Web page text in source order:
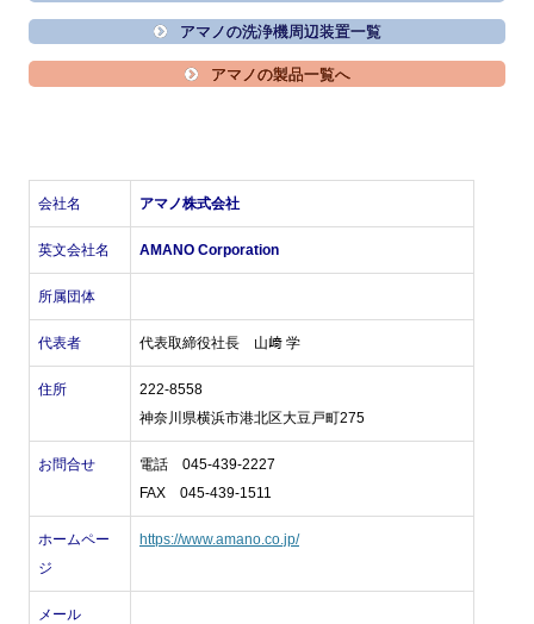
アマノの洗浄機周辺装置一覧
アマノの製品一覧へ
会社名 アマノ株式会社
英文会社名 AMANO Corporation
所属団体
代表者 代表取締役社長 山﨑 学
住所
222-8558
神奈川県横浜市港北区大豆戸町275
お問合せ
電話 045-439-2227
FAX 045-439-1511
ホームペー
ジ
https://www.amano.co.jp/
メール